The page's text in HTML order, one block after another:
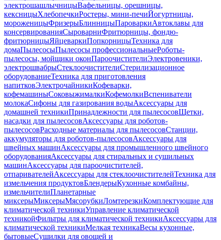
электрошашлычницыВафельницы, орешницы,
кексницыХлебопечкиРостеры, мини-печиЙогуртницы,
мороженицыФризерыБлинницыПароваркиАвтоклавы для
консервированияСыроварниФритюрницы, фондю-
фритюрницыЯйцеваркиПопкорницыТехника для
домаПылесосыПылесосы профессиональныеРоботы-
пылесосы, мойщики оконПароочистителиЭлектровеники,
электрошвабрыСтеклоочистителиСтерилизационное
оборудованиеТехника для приготовления
напитковЭлектрочайникиКофеварки,
кофемашиныСоковыжималкиКофемолкиВспениватели
молокаСифоны для газирования водыАксессуары для
домашней техникиПринадлежности для пылесосовЩетки,
насадки для пылесосовАксессуары для роботов-
пылесосовРасходные материалы для пылесосовСтанции,
аккумуляторы для роботов-пылесосовАксессуары для
швейных машинАксессуары для промышленного швейного
оборудованияАксессуары для стиральных и сушильных
машинАксессуары для пароочистителей,
отпаривателейАксессуары для стеклоочистителейТехника для
измельчения продуктовБлендерыКухонные комбайны,
измельчителиПланетарные
миксерыМиксерыМясорубкиЛомтерезкиКомплектующие для
климатической техникиУправление климатической
техникойФильтры для климатической техникиАксессуары для
климатической техникиМелкая техникаВесы кухонные,
бытовыеСушилки для овощей и